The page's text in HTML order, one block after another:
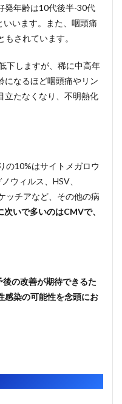
発年齢は10代後半-30代
います。また、咽頭痛
されています。
下しますが、稀に中高年
になるほど咽頭痛やリン
立たなくなり、不明熱化
の10%はサイトメガロウ
ウィルス、HSV、
ッチアなど、その他の病
次いで多いのはCMVで、
の改善が期待できるた
感染の可能性を念頭にお